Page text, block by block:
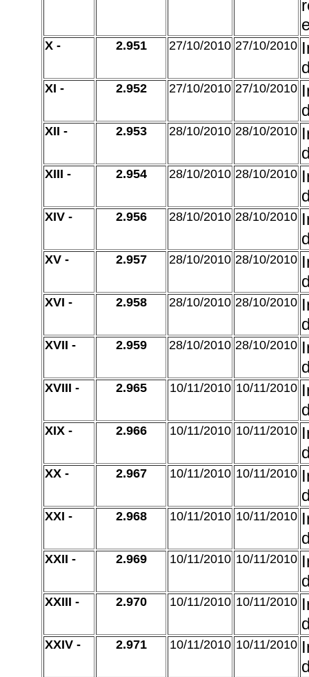
X - 2.951 27/10/2010 27/10/2010
XI - 2.952 27/10/2010 27/10/2010
XII - 2.953 28/10/2010 28/10/2010
XIII - 2.954 28/10/2010 28/10/2010
XIV - 2.956 28/10/2010 28/10/2010
XV - 2.957 28/10/2010 28/10/2010
XVI - 2.958 28/10/2010 28/10/2010
XVII - 2.959 28/10/2010 28/10/2010
XVIII - 2.965 10/11/2010 10/11/2010
XIX - 2.966 10/11/2010 10/11/2010
XX - 2.967 10/11/2010 10/11/2010
XXI - 2.968 10/11/2010 10/11/2010
XXII - 2.969 10/11/2010 10/11/2010
XXIII - 2.970 10/11/2010 10/11/2010
XXIV - 2.971 10/11/2010 10/11/2010